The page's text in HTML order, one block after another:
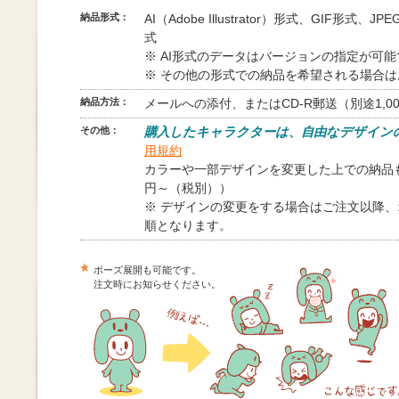
納品形式：
AI（Adobe Illustrator）形式、GIF形式、
式
※ AI形式のデータはバージョンの指定が可能
※ その他の形式での納品を希望される場合
納品方法： メールへの添付、またはCD-R郵送（別途
その他：
購入したキャラクターは、自由なデザイン
用規約
カラーや一部デザインを変更した上での納
円～（税別））
※ デザインの変更をする場合はご注文以降
順となります。
ポーズ展開も可能です。
注文時にお知らせください。